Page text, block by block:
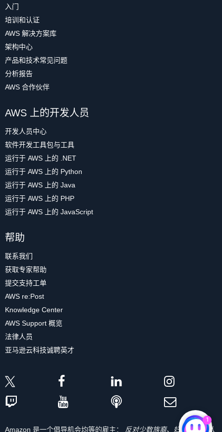
入门
培训和认证
AWS 解决方案库
架构中心
产品和技术常见问题
分析报告
AWS 合作伙伴
AWS 上的开发人员
开发人员中心
软件开发工具包与工具
运行于 AWS 上的 .NET
运行于 AWS 上的 Python
运行于 AWS 上的 Java
运行于 AWS 上的 PHP
运行于 AWS 上的 JavaScript
帮助
联系我们
获取专家帮助
提交支持工单
AWS re:Post
Knowledge Center
AWS Support 概览
法律人员
亚马逊云科技诚聘英才
Amazon 是一个倡导机会均等的雇主： 反对少数族裔、妇女、残疾人
1